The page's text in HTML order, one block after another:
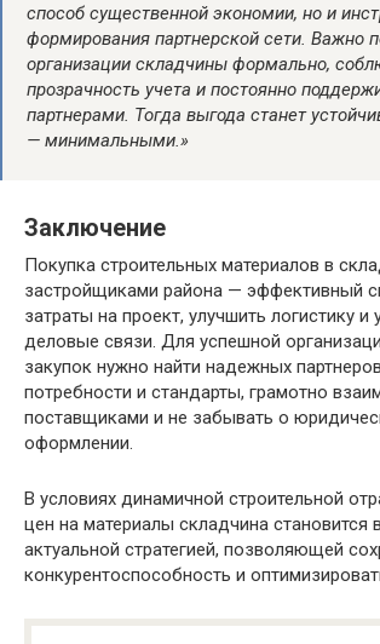
способ существенной экономии, но и
формирования партнерской сети. Важно
организации складчины формально,
прозрачность учета и постоянно
партнерами. Тогда выгода станет
— минимальными.»
Заключение
Покупка строительных материалов в
застройщиками района — эффективный
затраты на проект, улучшить логистику и
деловые связи. Для успешной
закупок нужно найти надежных
потребности и стандарты, грамотно
поставщиками и не забывать о
оформлении.
В условиях динамичной строительной
цен на материалы складчина становится
актуальной стратегией, позволяющей
конкурентоспособность и